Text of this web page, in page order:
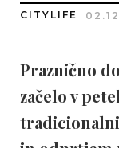
CITYLIFE
Praznično
začelo v